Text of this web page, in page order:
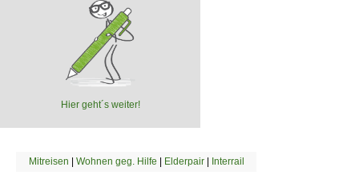
Hier geht´s weiter!
Mitreisen | Wohnen geg. Hilfe | Elderpair| Interrail